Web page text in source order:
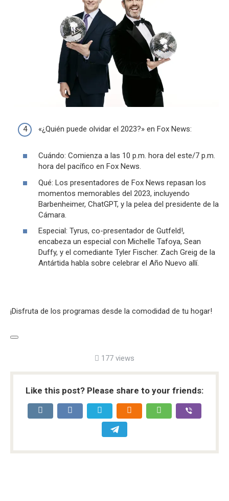
«¿Quién puede olvidar el 2023?» en Fox News:
Cuándo: Comienza a las 10 p.m. hora del este/7 p.m.
hora del pacífico en Fox News.
Qué: Los presentadores de Fox News repasan los
momentos memorables del 2023, incluyendo
Barbenheimer, ChatGPT, y la pelea del presidente de la
Cámara.
Especial: Tyrus, co-presentador de Gutfeld!,
encabeza un especial con Michelle Tafoya, Sean
Duffy, y el comediante Tyler Fischer. Zach Greig de la
Antártida habla sobre celebrar el Año Nuevo allí.
¡Disfruta de los programas desde la comodidad de tu hogar!
177 views
Like this post? Please share to your friends: